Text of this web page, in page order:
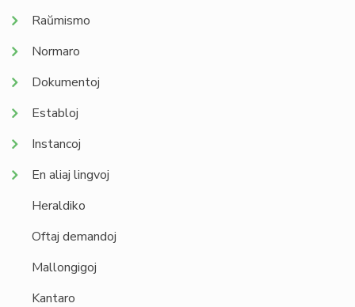
Raŭmismo
Normaro
Dokumentoj
Establoj
Instancoj
En aliaj lingvoj
Heraldiko
Oftaj demandoj
Mallongigoj
Kantaro